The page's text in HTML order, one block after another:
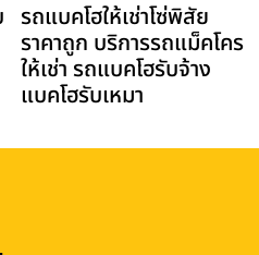
รถแบคโฮให้เช่าโซ่พิสัย
ราคาถูก บริการรถแม็คโคร
ให้เช่า รถแบคโฮรับจ้าง
แบคโฮรับเหมา